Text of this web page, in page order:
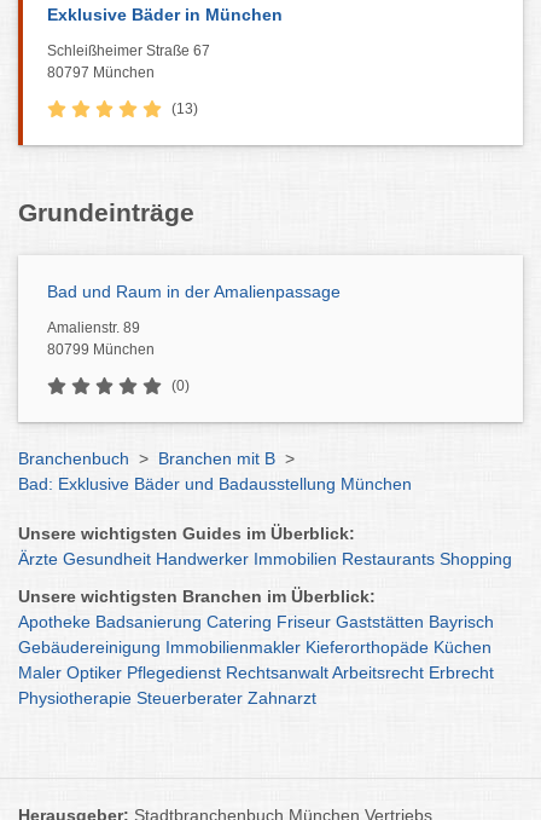
Exklusive Bäder in München
Schleißheimer Straße 67
80797 München
(13)
Grundeinträge
Bad und Raum in der Amalienpassage
Amalienstr. 89
80799 München
(0)
Branchenbuch > Branchen mit B >
Bad: Exklusive Bäder und Badausstellung München
Unsere wichtigsten Guides im Überblick:
Ärzte Gesundheit Handwerker Immobilien Restaurants Shopping
Unsere wichtigsten Branchen im Überblick:
Apotheke Badsanierung Catering Friseur Gaststätten Bayrisch
Gebäudereinigung Immobilienmakler Kieferorthopäde Küchen
Maler Optiker Pflegedienst RechtsanwaltArbeitsrecht Erbrecht
Physiotherapie Steuerberater Zahnarzt
Herausgeber: Stadtbranchenbuch München Vertriebs